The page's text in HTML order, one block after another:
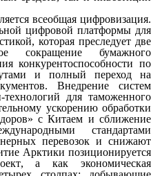
всеобщая цифровизация.
цифровой платформы для
которая преследует две
сокращение бумажного
конкурентоспособности по
и полный переход на
Внедрение систем
для таможенного
ускорению обработки
с Китаем и сближение
стандартами
перевозок и снижают
Арктики позиционируется
а как экономическая